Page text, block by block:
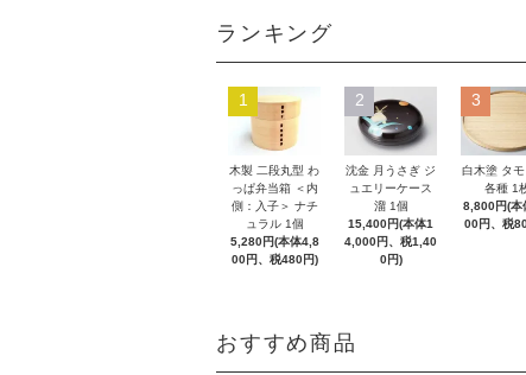
ランキング
1
木製 二段丸型 わ
っぱ弁当箱 ＜内
側：入子＞ ナチ
ュラル 1個
5,280円(本体4,8
00円、税480円)
2
沈金 月うさぎ ジ
ュエリーケース
溜 1個
15,400円(本体1
4,000円、税1,40
0円)
3
白木塗 タ
各種 1
8,800円(本
00円、税
おすすめ商品